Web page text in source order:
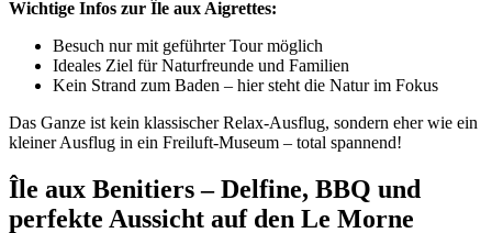
Wichtige Infos zur Île aux Aigrettes:
Besuch nur mit geführter Tour möglich
Ideales Ziel für Naturfreunde und Familien
Kein Strand zum Baden – hier steht die Natur im Fokus
Das Ganze ist kein klassischer Relax-Ausflug, sondern eher wie ein
kleiner Ausflug in ein Freiluft-Museum – total spannend!
Île aux Benitiers – Delfine, BBQ und
perfekte Aussicht auf den Le Morne